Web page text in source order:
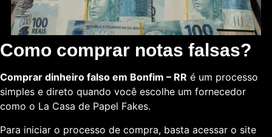
Como comprar notas falsas?
Comprar dinheiro falso em Bonfim – RR é um processo
simples e direto quando você escolhe um fornecedor
como o La Casa de Papel Fakes.
Para iniciar o processo de compra, basta acessar o site